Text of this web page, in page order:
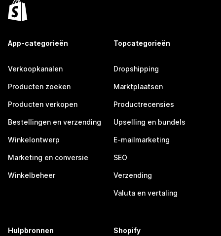
App-categorieën
Verkoopkanalen
Producten zoeken
Producten verkopen
Bestellingen en verzending
Winkelontwerp
Marketing en conversie
Winkelbeheer
Topcategorieën
Dropshipping
Marktplaatsen
Productrecensies
Upselling en bundels
E-mailmarketing
SEO
Verzending
Valuta en vertaling
Hulpbronnen Shopify